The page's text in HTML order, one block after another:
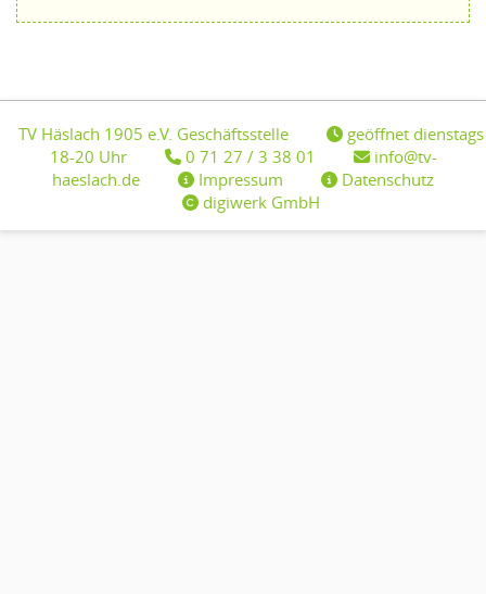
TV Häslach 1905 e.V. Geschäftsstelle
geöffnet dienstags
18-20 Uhr
0 71 27 / 3 38 01
info@tv-
haeslach.de
Impressum
Datenschutz
digiwerk GmbH